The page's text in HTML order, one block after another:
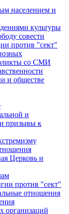
населением и
культуры
совести
против "сект"
со СМИ
и обществе
и
призывы к
Церковь и
против "сект"
отношения
организаций